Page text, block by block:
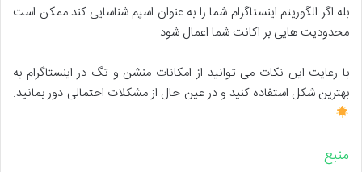
بله اگر الگوریتم اینستاگرام شما را به عنوان اسپم شناسایی کند ممکن است
محدودیت هایی بر اکانت شما اعمال شود.
با رعایت این نکات می توانید از امکانات منشن و تگ در اینستاگرام به
بهترین شکل استفاده کنید و در عین حال از مشکلات احتمالی دور بمانید.
منبع